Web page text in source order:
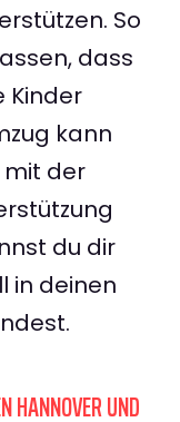
So
dass
Kinder
kann
mit der
du dir
in deinen
HANNOVER UND